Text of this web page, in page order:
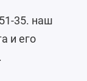
35. наш
и его